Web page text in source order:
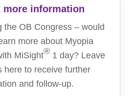
more information
the OB Congress – would
more about Myopia
MiSight®1 day? Leave
here to receive further
and follow-up.